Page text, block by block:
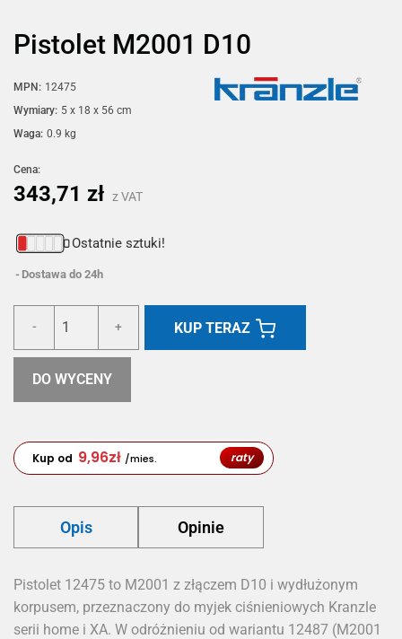
Pistolet M2001 D10
MPN: 12475
Wymiary: 5 x 18 x 56 cm
Waga: 0.9 kg
Cena:
343,71 zł z VAT
Ostatnie sztuki!
Dostawa do 24h
- + KUP TERAZ
DO WYCENY
Kup od 9,96zł /mies. raty
Opis Opinie
Pistolet 12475 to M2001 z złączem D10 i wydłużonym
korpusem, przeznaczony do myjek ciśnieniowych Kranzle
serii home i XA. W odróżnieniu od wariantu 12487 (M2001